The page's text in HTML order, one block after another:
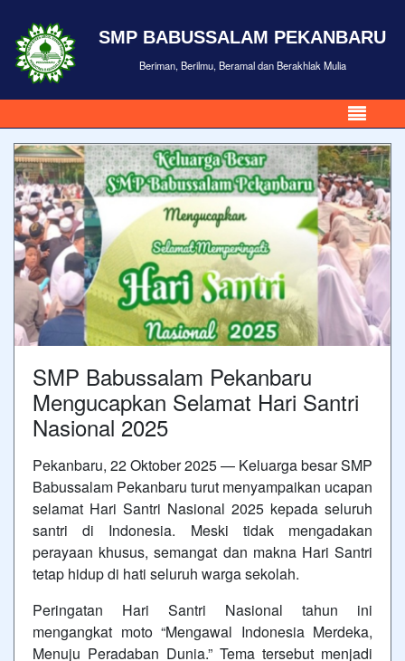
SMP BABUSSALAM PEKANBARU
Beriman, Berilmu, Beramal dan Berakhlak Mulia
SMP Babussalam Pekanbaru
Mengucapkan Selamat Hari Santri
Nasional 2025
Pekanbaru, 22 Oktober 2025 — Keluarga besar SMP
Babussalam Pekanbaru turut menyampaikan ucapan
selamat Hari Santri Nasional 2025 kepada seluruh
santri di Indonesia. Meski tidak mengadakan
perayaan khusus, semangat dan makna Hari Santri
tetap hidup di hati seluruh warga sekolah.
Peringatan Hari Santri Nasional tahun ini
mengangkat moto “Mengawal Indonesia Merdeka,
Menuju Peradaban Dunia.” Tema tersebut menjadi